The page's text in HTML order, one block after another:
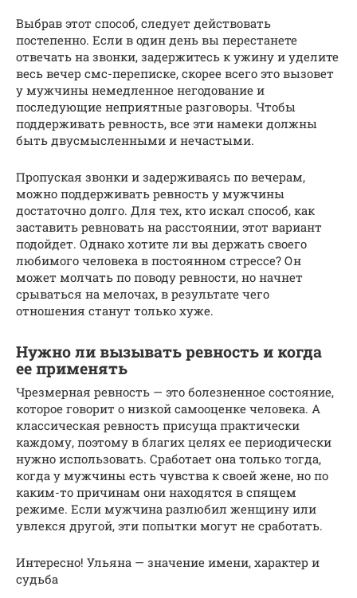
Выбрав этот способ, следует действовать
постепенно. Если в один день вы перестанете
отвечать на звонки, задержитесь к ужину и уделите
весь вечер смс-переписке, скорее всего это вызовет
у мужчины немедленное негодование и
последующие неприятные разговоры. Чтобы
поддерживать ревность, все эти намеки должны
быть двусмысленными и нечастыми.
Пропуская звонки и задерживаясь по вечерам,
можно поддерживать ревность у мужчины
достаточно долго. Для тех, кто искал способ, как
заставить ревновать на расстоянии, этот вариант
подойдет. Однако хотите ли вы держать своего
любимого человека в постоянном стрессе? Он
может молчать по поводу ревности, но начнет
срываться на мелочах, в результате чего
отношения станут только хуже.
Нужно ли вызывать ревность и когда
ее применять
Чрезмерная ревность — это болезненное состояние,
которое говорит о низкой самооценке человека. А
классическая ревность присуща практически
каждому, поэтому в благих целях ее периодически
нужно использовать. Сработает она только тогда,
когда у мужчины есть чувства к своей жене, но по
каким-то причинам они находятся в спящем
режиме. Если мужчина разлюбил женщину или
увлекся другой, эти попытки могут не сработать.
Интересно! Ульяна — значение имени, характер и
судьба